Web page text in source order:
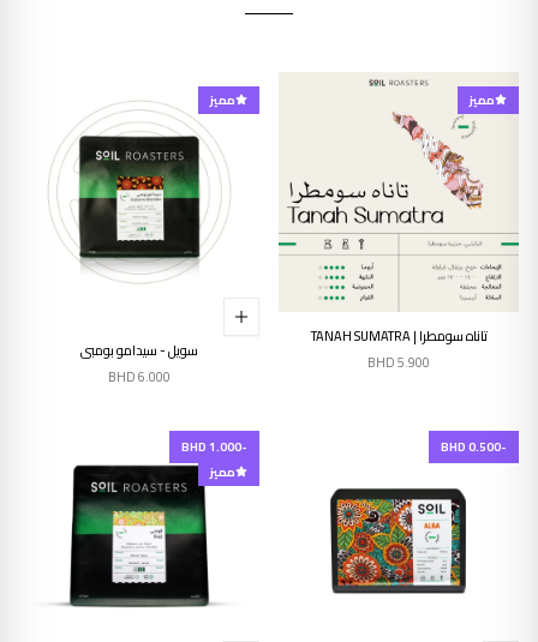
مميز
تاناه سومطرا | TANAH SUMATRA
BHD5.900
مميز
سويل - سيدامو بومبي
BHD6.000
-BHD 0.500
-BHD 1.000
مميز